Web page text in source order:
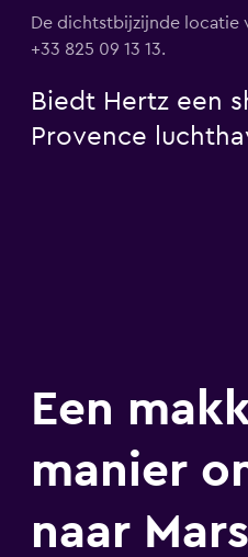
De dichtstbijzijnde locatie
+33 825 09 13 13.
Biedt Hertz een
Provence
Een
manier
naar